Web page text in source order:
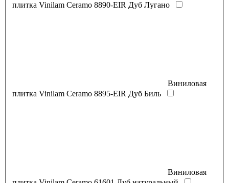
плитка Vinilam Ceramo 8890-EIR Дуб Лугано
Виниловая
плитка Vinilam Ceramo 8895-EIR Дуб Биль
Виниловая